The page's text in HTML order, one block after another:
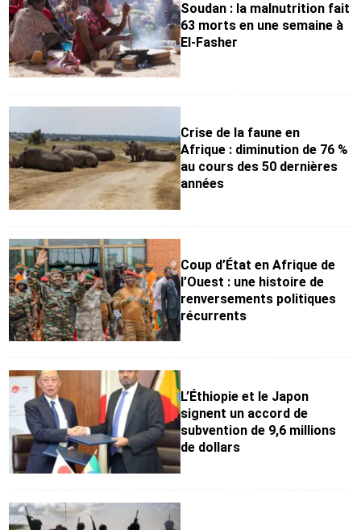
Soudan : la malnutrition fait
63 morts en une semaine à
El-Fasher
Crise de la faune en
Afrique : diminution de 76 %
au cours des 50 dernières
années
Coup d’État en Afrique de
l’Ouest : une histoire de
renversements politiques
récurrents
L’Éthiopie et le Japon
signent un accord de
subvention de 9,6 millions
de dollars